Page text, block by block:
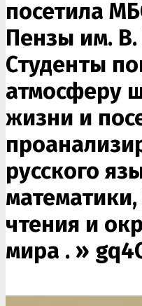
посетила
Пензы им. В.
Студенты
атмосферу
жизни и
русского
чтения и
мира . »